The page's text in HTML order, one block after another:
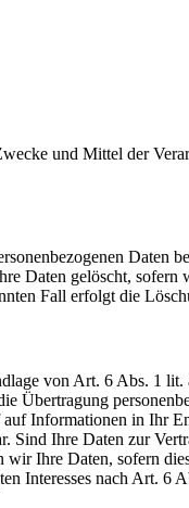
und Mittel der
Daten gelöscht,
Fall erfolgt die
von Art. 6 Abs. 1
Informationen in Ihr
Ihre Daten zur
Ihre Daten, sofern
Interesses nach Art.